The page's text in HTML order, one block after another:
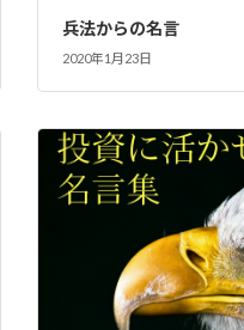
兵法からの名言
2020年1月23日